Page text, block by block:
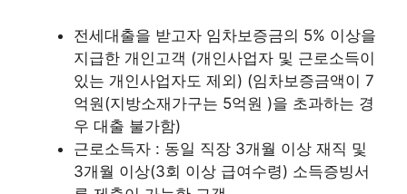
전세대출을 받고자 임차보증금의 5% 이상을
지급한 개인고객 (개인사업자 및 근로소득이
있는 개인사업자도 제외) (임차보증금액이 7
억원(지방소재가구는 5억원 )을 초과하는 경
우 대출 불가함)
근로소득자 : 동일 직장 3개월 이상 재직 및
3개월 이상(3회 이상 급여수령) 소득증빙서